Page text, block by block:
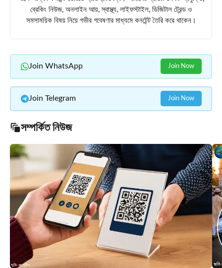
ব্রেকিং নিউজ, অনলাইন আয়, স্বাস্থ্য, লাইফস্টাইল, ডিজিটাল ট্রেন্ড ও
সমসাময়িক বিষয় নিয়ে গভীর গবেষণার মাধ্যমে কনটেন্ট তৈরি করে থাকেন।
Join WhatsApp Join Now
Join Telegram Join Now
সম্পর্কিত নিউজ